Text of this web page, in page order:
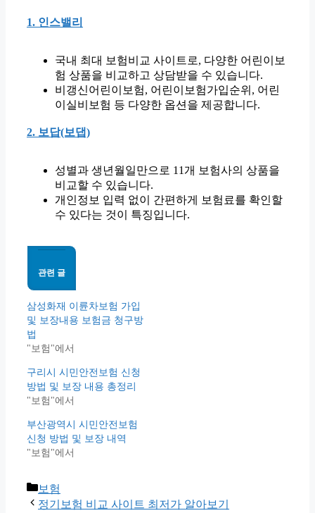
1. 인스밸리
국내 최대 보험비교 사이트로, 다양한 어린이보
험 상품을 비교하고 상담받을 수 있습니다.
비갱신어린이보험, 어린이보험가입순위, 어린
이실비보험 등 다양한 옵션을 제공합니다.
2. 보답(보댑)
성별과 생년월일만으로 11개 보험사의 상품을
비교할 수 있습니다.
개인정보 입력 없이 간편하게 보험료를 확인할
수 있다는 것이 특징입니다.
관련 글
삼성화재 이륜차보험 가입
및 보장내용 보험금 청구방
법
"보험"에서
구리시 시민안전보험 신청
방법 및 보장 내용 총정리
"보험"에서
부산광역시 시민안전보험
신청 방법 및 보장 내역
"보험"에서
Categories
보험
정기보험 비교 사이트 최저가 알아보기